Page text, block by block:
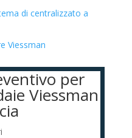
di centralizzato a
Viessman
per
Viessman